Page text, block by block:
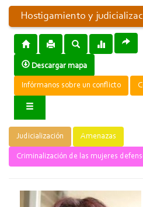
Hostigamiento y
Descargar mapa
Infórmanos sobre un conflicto
Judicialización Amenazas
Criminalización de las mujeres